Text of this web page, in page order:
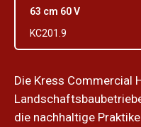
63 cm 60 V
KC201.9
Die Kress Commercial
die nachhaltige